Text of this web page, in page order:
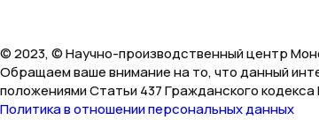
© 2023, © Научно-производственный центр
Обращаем ваше внимание на то, что данный
положениями Статьи 437 Гражданского
Политика в отношении персональных данных